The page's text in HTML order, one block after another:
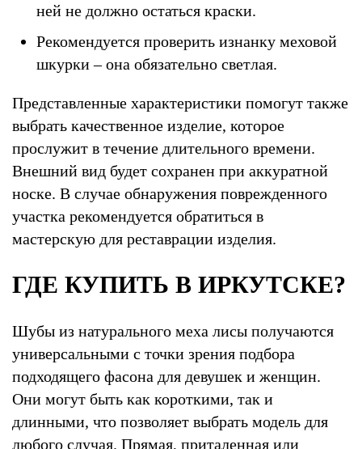
ней не должно остаться краски.
Рекомендуется проверить изнанку меховой
шкурки – она обязательно светлая.
Представленные характеристики помогут также
выбрать качественное изделие, которое
прослужит в течение длительного времени.
Внешний вид будет сохранен при аккуратной
носке. В случае обнаружения поврежденного
участка рекомендуется обратиться в
мастерскую для реставрации изделия.
ГДЕ КУПИТЬ В ИРКУТСКЕ?
Шубы из натурального меха лисы получаются
универсальными с точки зрения подбора
подходящего фасона для девушек и женщин.
Они могут быть как короткими, так и
длинными, что позволяет выбрать модель для
любого случая. Прямая, приталенная или